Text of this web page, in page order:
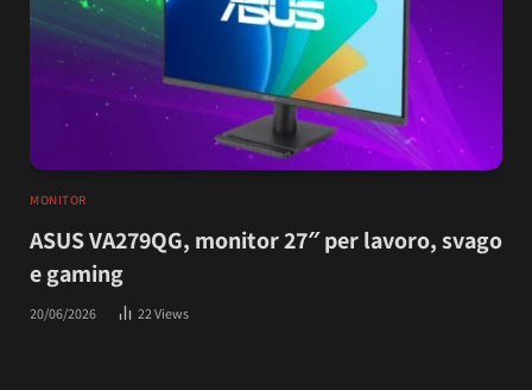
MONITOR
ASUS VA279QG, monitor 27″ per lavoro, svago
e gaming
20/06/2026 22 Views